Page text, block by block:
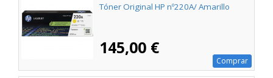
Tóner Original HP nº220A/ Amarillo
145,00 €
Comprar